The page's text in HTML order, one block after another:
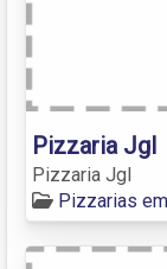
Pizzaria Jgl
Pizzaria Jgl
Pizzarias